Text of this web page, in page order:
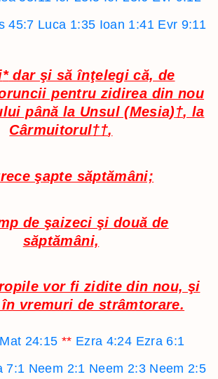
45:7 Luca 1:35 Ioan 1:41 Evr 9:11
*dar şi să înţelegi că, de
pentru zidirea din nou
până la Unsul (Mesia)†, la
Cârmuitorul††,
şapte săptămâni;
de şaizeci şi două de
săptămâni,
vor fi zidite din nou, şi
în vremuri de strâmtorare.
Mat 24:15 ** Ezra 4:24 Ezra 6:1
7:1 Neem 2:1 Neem 2:3 Neem 2:5